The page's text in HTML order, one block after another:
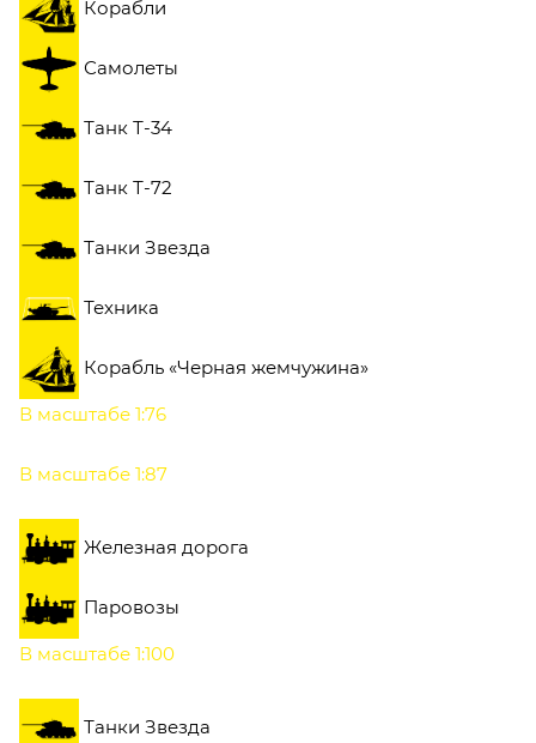
Корабли
Самолеты
Танк Т-34
Танк Т-72
Танки Звезда
Техника
Корабль «Черная жемчужина»
В масштабе 1:76
В масштабе 1:87
Железная дорога
Паровозы
В масштабе 1:100
Танки Звезда